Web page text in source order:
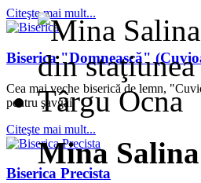
Citeşte mai mult...
Biserica "Domnească"
Cea mai veche biserică de lemn,
pentru şavgăi.
Citeşte mai mult...
Biserica Precista
Mina